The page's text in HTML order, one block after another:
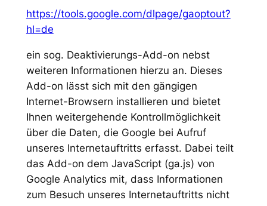
https://tools.google.com/dlpage/gaoptout?
hl=de
ein sog. Deaktivierungs-Add-on nebst
weiteren Informationen hierzu an. Dieses
Add-on lässt sich mit den gängigen
Internet-Browsern installieren und bietet
Ihnen weitergehende Kontrollmöglichkeit
über die Daten, die Google bei Aufruf
unseres Internetauftritts erfasst. Dabei teilt
das Add-on dem JavaScript (ga.js) von
Google Analytics mit, dass Informationen
zum Besuch unseres Internetauftritts nicht